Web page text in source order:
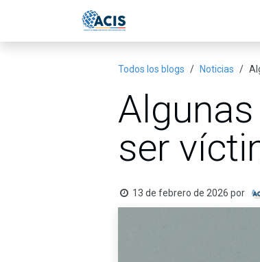
Todos los blogs Noticias
ser
13 de febrero de 2026 por